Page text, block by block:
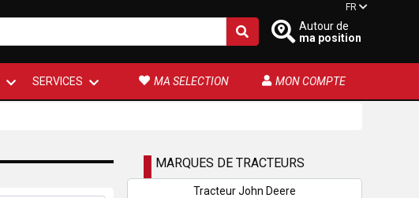
Autour de
ma position
FR
SERVICES MA SELECTION MON COMPTE
MARQUES DE TRACTEURS
Tracteur John Deere